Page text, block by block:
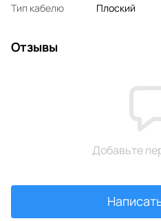
Тип кабелю
Плоский
Отзывы
Добавьте